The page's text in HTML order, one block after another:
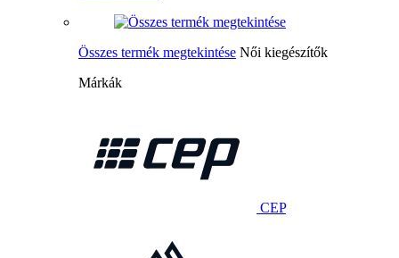
Összes termék megtekintése Női kiegészítők
Márkák
CEP